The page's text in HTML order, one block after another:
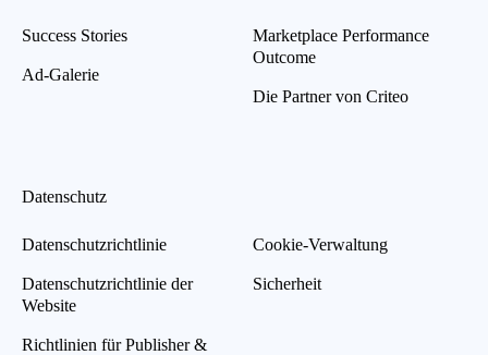
Success Stories
Ad-Galerie
Marketplace Performance
Outcome
Die Partner von Criteo
Datenschutz
Datenschutzrichtlinie
Datenschutzrichtlinie der
Website
Richtlinien für Publisher &
Cookie-Verwaltung
Sicherheit